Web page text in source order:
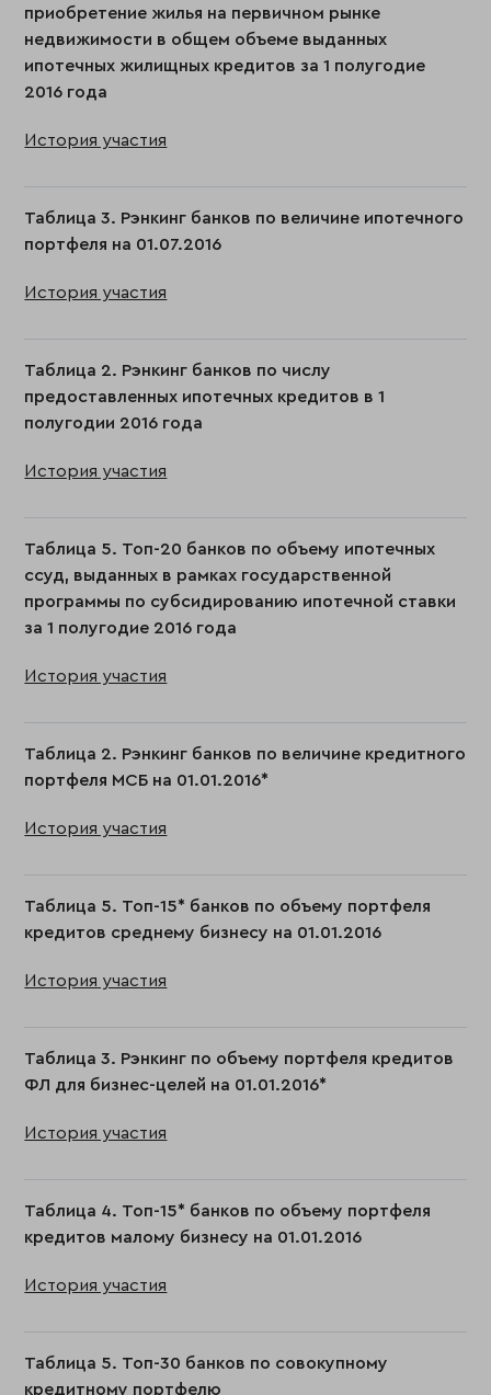
приобретение жилья на первичном рынке
недвижимости в общем объеме выданных
ипотечных жилищных кредитов за 1 полугодие
2016 года
История участия
Таблица 3. Рэнкинг банков по величине ипотечного
портфеля на 01.07.2016
История участия
Таблица 2. Рэнкинг банков по числу
предоставленных ипотечных кредитов в 1
полугодии 2016 года
История участия
Таблица 5. Топ-20 банков по объему ипотечных
ссуд, выданных в рамках государственной
программы по субсидированию ипотечной ставки
за 1 полугодие 2016 года
История участия
Таблица 2. Рэнкинг банков по величине кредитного
портфеля МСБ на 01.01.2016*
История участия
Таблица 5. Топ-15* банков по объему портфеля
кредитов среднему бизнесу на 01.01.2016
История участия
Таблица 3. Рэнкинг по объему портфеля кредитов
ФЛ для бизнес-целей на 01.01.2016*
История участия
Таблица 4. Топ-15* банков по объему портфеля
кредитов малому бизнесу на 01.01.2016
История участия
Таблица 5. Топ-30 банков по совокупному
кредитному портфелю